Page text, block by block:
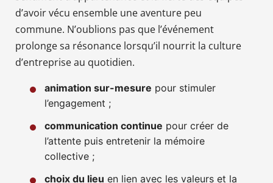
d’avoir vécu ensemble une aventure peu
commune. N’oublions pas que l’événement
prolonge sa résonance lorsqu’il nourrit la culture
d’entreprise au quotidien.
animation sur-mesure pour stimuler
l’engagement ;
communication continue pour créer de
l’attente puis entretenir la mémoire
collective ;
choix du lieu en lien avec les valeurs et la